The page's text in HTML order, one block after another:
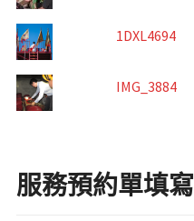
1DXL4694
IMG_3884
服務預約單填寫